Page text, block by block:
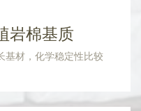
岩棉基质
基材，化学稳定性比较